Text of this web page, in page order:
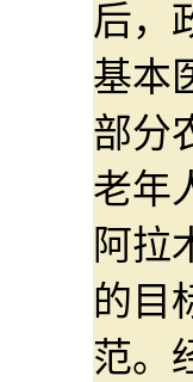
后，
基本
部分
老年
阿拉
的目
范。